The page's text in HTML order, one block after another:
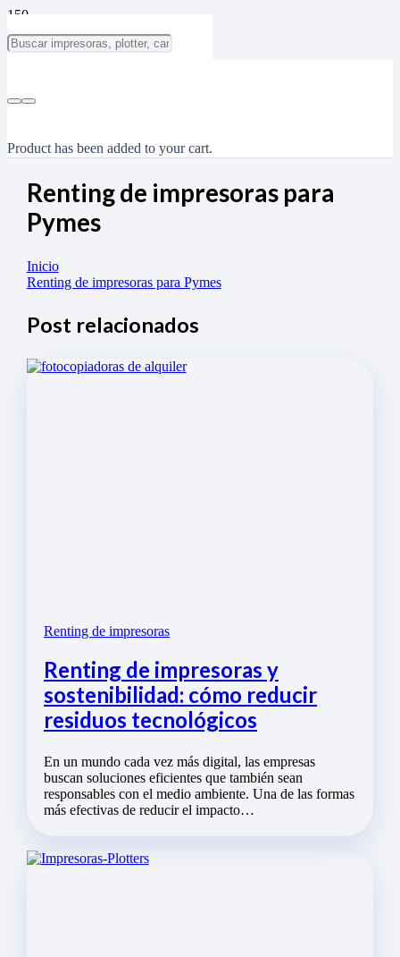
Product has been added to your cart.
Renting de impresoras para
Pymes
Inicio
Renting de impresoras para Pymes
Post relacionados
Renting de impresoras
Renting de impresoras y
sostenibilidad: cómo reducir
residuos tecnológicos
En un mundo cada vez más digital, las empresas
buscan soluciones eficientes que también sean
responsables con el medio ambiente. Una de las formas
más efectivas de reducir el impacto…